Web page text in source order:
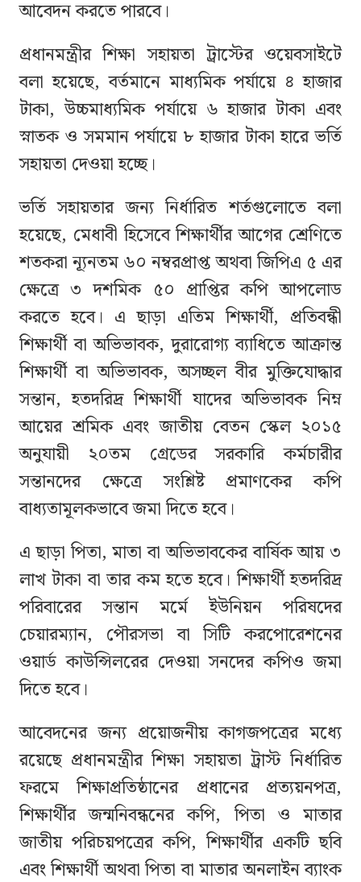
আবেদন করতে পারবে।
প্রধানমন্ত্রীর শিক্ষা সহায়তা ট্রাস্টের ওয়েবসাইটে
বলা হয়েছে, বর্তমানে মাধ্যমিক পর্যায়ে ৪ হাজার
টাকা, উচ্চমাধ্যমিক পর্যায়ে ৬ হাজার টাকা এবং
স্নাতক ও সমমান পর্যায়ে ৮ হাজার টাকা হারে ভর্তি
সহায়তা দেওয়া হচ্ছে।
ভর্তি সহায়তার জন্য নির্ধারিত শর্তগুলোতে বলা
হয়েছে, মেধাবী হিসেবে শিক্ষার্থীর আগের শ্রেণিতে
শতকরা ন্যূনতম ৬০ নম্বরপ্রাপ্ত অথবা জিপিএ ৫ এর
ক্ষেত্রে ৩ দশমিক ৫০ প্রাপ্তির কপি আপলোড
করতে হবে। এ ছাড়া এতিম শিক্ষার্থী, প্রতিবন্ধী
শিক্ষার্থী বা অভিভাবক, দুরারোগ্য ব্যাধিতে আক্রান্ত
শিক্ষার্থী বা অভিভাবক, অসচ্ছল বীর মুক্তিযোদ্ধার
সন্তান, হতদরিদ্র শিক্ষার্থী যাদের অভিভাবক নিম্ন
আয়ের শ্রমিক এবং জাতীয় বেতন স্কেল ২০১৫
অনুযায়ী ২০তম গ্রেডের সরকারি কর্মচারীর
সন্তানদের ক্ষেত্রে সংশ্লিষ্ট প্রমাণকের কপি
বাধ্যতামূলকভাবে জমা দিতে হবে।
এ ছাড়া পিতা, মাতা বা অভিভাবকের বার্ষিক আয় ৩
লাখ টাকা বা তার কম হতে হবে। শিক্ষার্থী হতদরিদ্র
পরিবারের সন্তান মর্মে ইউনিয়ন পরিষদের
চেয়ারম্যান, পৌরসভা বা সিটি করপোরেশনের
ওয়ার্ড কাউন্সিলরের দেওয়া সনদের কপিও জমা
দিতে হবে।
আবেদনের জন্য প্রয়োজনীয় কাগজপত্রের মধ্যে
রয়েছে প্রধানমন্ত্রীর শিক্ষা সহায়তা ট্রাস্ট নির্ধারিত
ফরমে শিক্ষাপ্রতিষ্ঠানের প্রধানের প্রত্যয়নপত্র,
শিক্ষার্থীর জন্মনিবন্ধনের কপি, পিতা ও মাতার
জাতীয় পরিচয়পত্রের কপি, শিক্ষার্থীর একটি ছবি
এবং শিক্ষার্থী অথবা পিতা বা মাতার অনলাইন ব্যাংক